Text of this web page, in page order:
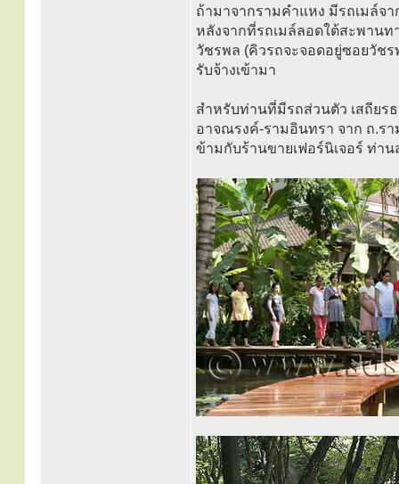
ถ้ามาจากรามคำแหง มีรถเมล์จ
หลังจากที่รถเมล์ลอดใต้สะพานท
วัชรพล (คิวรถจะจอดอยู่ซอยวัชร
รับจ้างเข้ามา
สำหรับท่านที่มีรถส่วนตัว เสถียร
อาจณรงค์-รามอินทรา จาก ถ.ร
ข้ามกับร้านขายเฟอร์นิเจอร์ ท่า